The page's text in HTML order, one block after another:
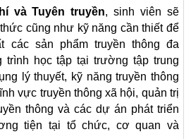
và Tuyên truyền, sinh viên sẽ
cũng như kỹ năng cần thiết để
các sản phẩm truyền thông đa
trình học tập tại trường tập trung
lý thuyết, kỹ năng truyền thông
vực truyền thông xã hội, quản trị
thông và các dự án phát triển
tiện tại tổ chức, cơ quan và